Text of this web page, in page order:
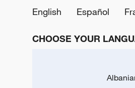
English
Español
CHOOSE YOUR